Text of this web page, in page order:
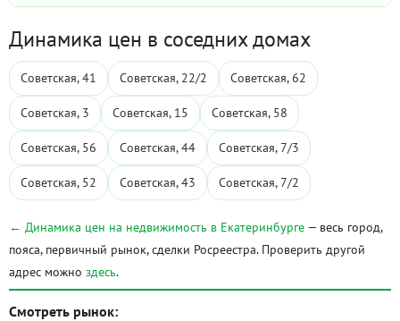
Динамика цен в соседних домах
Советская, 41 Советская, 22/2 Советская, 62
Советская, 3 Советская, 15 Советская, 58
Советская, 56 Советская, 44 Советская, 7/3
Советская, 52 Советская, 43 Советская, 7/2
← Динамика цен на недвижимость в Екатеринбурге — весь город,
пояса, первичный рынок, сделки Росреестра. Проверить другой
адрес можно здесь.
Смотреть рынок: